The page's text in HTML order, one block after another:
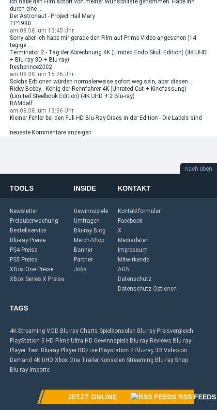
Ich habe den Film sofort von meiner Wunschliste genommen. Habe Ihn
durch eine ...
Der Astronaut - Project Hail Mary
TP1980
am 08.08. um 15:45 Uhr
Sorry aber ich habe mir gerade den Film auf Prime Video angesehen (14
tägige ...
Terminator 2 - Tag der Abrechnung 4K (Limited Endo Skull Edition) (4K UHD
+ Blu-ray 3D + Blu-ray)
freshprince2002
am 08.08. um 15:26 Uhr
Solche Edtionen würden normalerweise sofort weg sein, aber diesen ...
Ricky Bobby - König der Rennfahrer 4K (Unrated Cut + Kinofassung)
(Limited Steelbook Edition) (4K UHD + 2 Blu-ray)
RAMdalf
am 08.08. um 13:36 Uhr
Kleiner Fehler bei den Full-HD Blu-Ray Discs in der Edition - Die Labels sind
...
neueste Kommentare anzeigen
nach oben
TOOLS
Newsletter
Preisüberwachung
Bestellservice
Blu-ray Preise
PS4 Preise
PS5 Preise
XBox One Preise
XBox Series X Preise
INSIDE
Gewinnspiele
Umfragen
Blu-ray Blog
Merch-Shop
Banner
Partner
Jobs
KONTAKT
Kontaktformular
Facebook
X
Mediadaten
Impressum
Mitwirkende
AGB
Datenschutz
Datenschutz Optionen
TAGS
4K-Streaming VOD Blu-ray Charts Spielkonsolen Blu-ray Preisvergleich
PlayStation 3 HD Filme Ultra HD Gewinnspiele Blu-ray Reviews Blu-ray
Player Test Blu-ray Player BD-Live Playstation 4 Blu-ray 3D Video on
Demand 4K UHD Xbox One Trailer Konsolen Streaming Blu-ray Shop
Blu-ray Importe
JETZT ONLINE RSS FEEDS